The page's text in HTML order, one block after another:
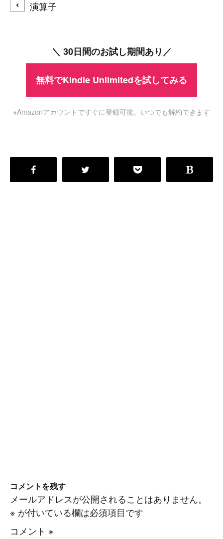
演算子
＼ 30日間のお試し期間あり／
無料でKindle Unlimitedを試してみる
※Amazonアカウントですぐに登録可能。いつでも解約できます
コメントを残す
メールアドレスが公開されることはありません。
※ が付いている欄は必須項目です
コメント ※